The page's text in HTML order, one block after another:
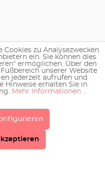
KG.
Cookies zu Analysezwecken
ein. Sie können dies
ermöglichen. Über den
unserer Website
jederzeit aufrufen und
Hinweise erhalten Sie in
Mehr Informationen ...